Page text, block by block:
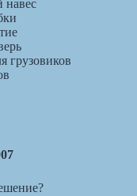
навес
грузовиков